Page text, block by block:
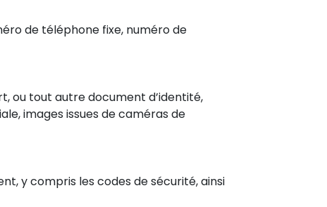
de téléphone fixe, numéro de
ou tout autre document d’identité,
images issues de caméras de
y compris les codes de sécurité, ainsi